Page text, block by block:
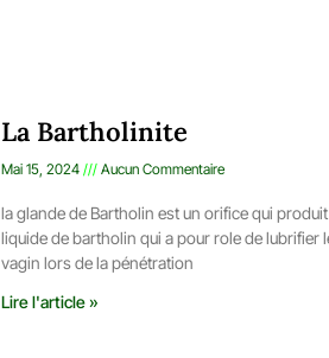
La Bartholinite
Mai 15, 2024 Aucun Commentaire
la glande de Bartholin est un orifice qui
liquide de bartholin qui a pour role de lubrifier
vagin lors de la pénétration
Lire l'article »